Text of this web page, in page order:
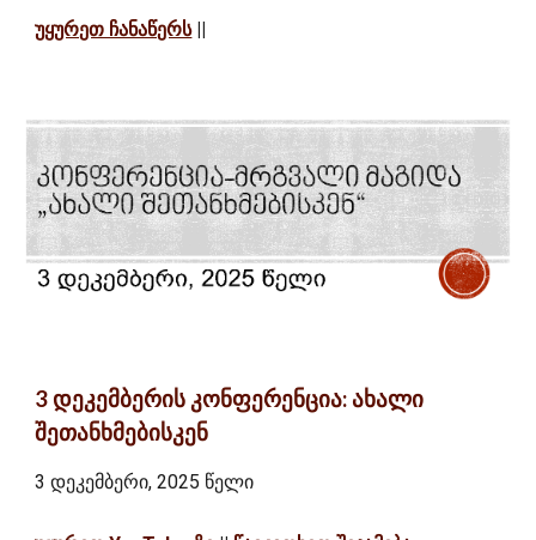
უყურეთ ჩანაწერს||
3 დეკემბერის კონფერენცია: ახალი
შეთანხმებისკენ
3 დეკემბერი, 2025 წელი